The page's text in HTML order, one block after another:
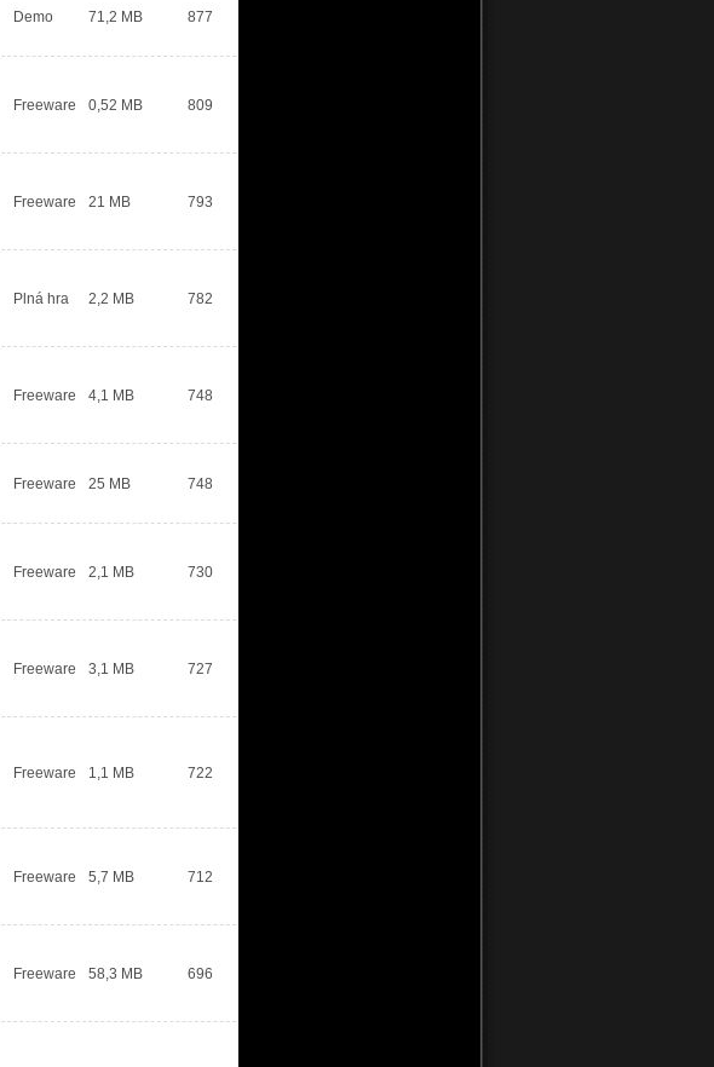
Demo 71,2 MB 877
Freeware 0,52 MB 809
Freeware 21 MB 793
Plná hra 2,2 MB 782
Freeware 4,1 MB 748
Freeware 25 MB 748
Freeware 2,1 MB 730
Freeware 3,1 MB 727
Freeware 1,1 MB 722
Freeware 5,7 MB 712
Freeware 58,3 MB 696